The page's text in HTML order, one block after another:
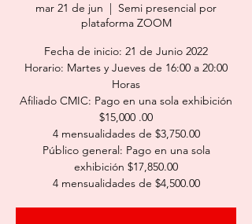
mar 21 de jun
  |
Semi presencial por
plataforma ZOOM
Fecha de inicio: 21 de Junio 2022
Horario: Martes y Jueves de 16:00 a 20:00
Horas
Afiliado CMIC: Pago en una sola exhibición
$15,000 .00
4 mensualidades de $3,750.00
Público general: Pago en una sola
exhibición $17,850.00
4 mensualidades de $4,500.00